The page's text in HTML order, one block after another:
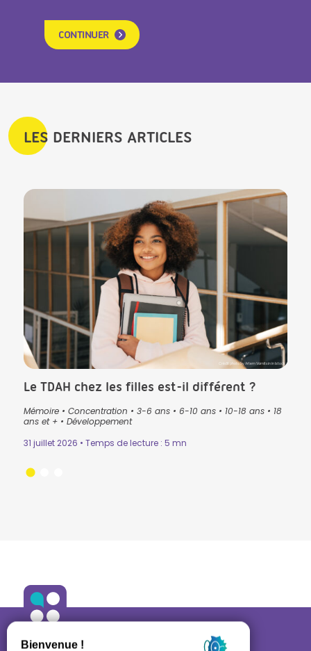
CONTINUER
LES DERNIERS ARTICLES
Crédit photo by Artem Varnitsin in Istock
Le TDAH chez les filles est-il différent ?
Mémoire• Concentration • 3-6 ans• 6-10 ans• 10-18 ans• 18
ans et +• Développement
31 juillet 2026 • Temps de lecture : 5 mn